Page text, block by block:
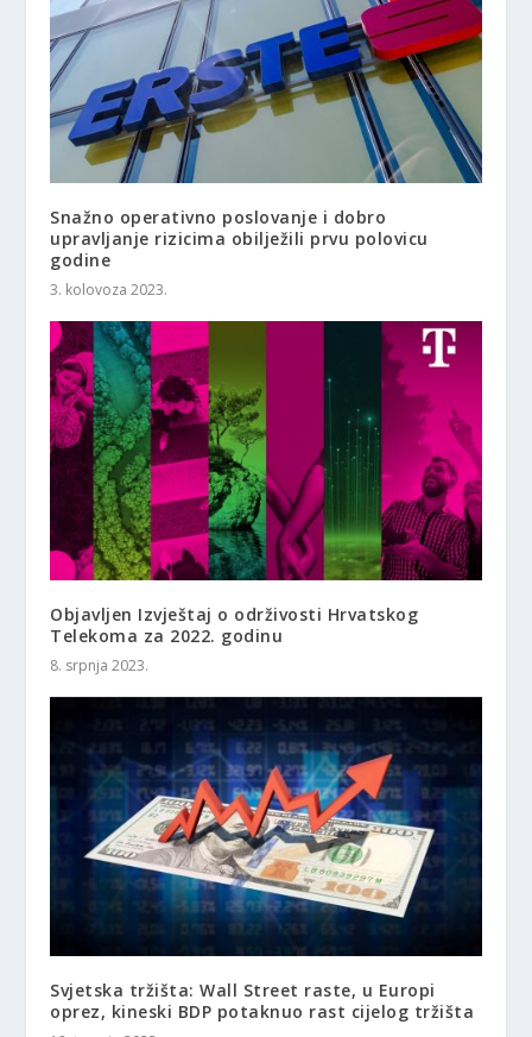
Snažno operativno poslovanje i dobro
upravljanje rizicima obilježili prvu polovicu
godine
3. kolovoza 2023.
Objavljen Izvještaj o održivosti Hrvatskog
Telekoma za 2022. godinu
8. srpnja 2023.
Svjetska tržišta: Wall Street raste, u Europi
oprez, kineski BDP potaknuo rast cijelog tržišta